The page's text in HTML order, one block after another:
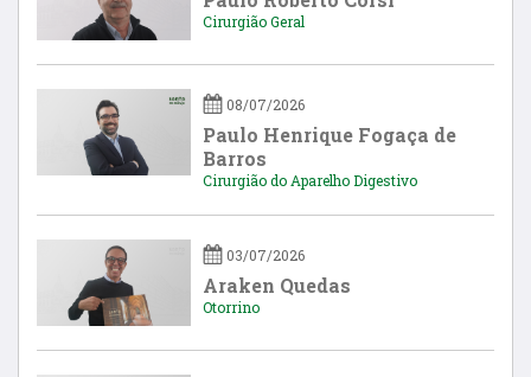
Cirurgião Geral
08/07/2026
Paulo Henrique Fogaça de
Barros
Cirurgião do Aparelho Digestivo
03/07/2026
Araken Quedas
Otorrino